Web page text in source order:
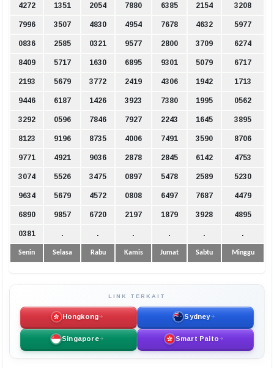
4272 1351 2054 7880 6385 2154 3208
7996 3507 4830 4954 7678 4632 5977
0836 2585 0321 9577 2800 3709 6274
8409 5717 1630 6895 9301 5079 6717
2193 5679 3772 2419 4306 1942 1713
9446 6187 1426 3923 7380 1995 0562
3292 0596 7846 7927 2243 1645 3895
8123 9196 8735 4006 7491 3590 8706
9771 4921 9036 2878 2845 6142 4753
3074 5526 3475 0897 5478 2589 5230
9634 5679 4572 0808 6497 7687 4479
6890 9857 6720 2197 1879 3928 4895
0381 . . . . . .
Senin Selasa Rabu Kamis Jumat Sabtu Minggu
LINK TERKAIT
Hongkong Sydney
Singapore Smart Paito